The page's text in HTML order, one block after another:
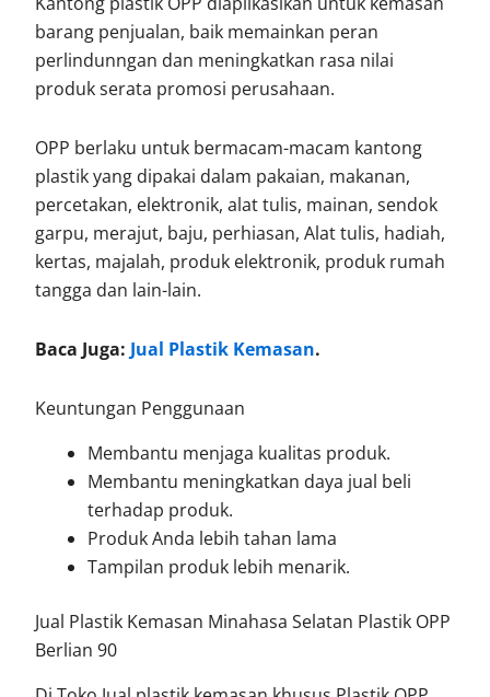
barang penjualan, baik memainkan peran
perlindunngan dan meningkatkan rasa nilai
produk serata promosi perusahaan.
OPP berlaku untuk bermacam-macam kantong
plastik yang dipakai dalam pakaian, makanan,
percetakan, elektronik, alat tulis, mainan, sendok
garpu, merajut, baju, perhiasan, Alat tulis, hadiah,
kertas, majalah, produk elektronik, produk rumah
tangga dan lain-lain.
Baca Juga: Jual Plastik Kemasan.
Keuntungan Penggunaan
Membantu menjaga kualitas produk.
Membantu meningkatkan daya jual beli
terhadap produk.
Produk Anda lebih tahan lama
Tampilan produk lebih menarik.
Jual Plastik Kemasan Minahasa Selatan Plastik OPP
Berlian 90